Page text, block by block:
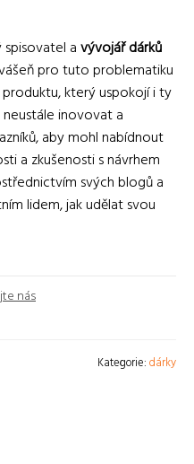
avývojář dárků
pro tuto problematiku
který uspokojí i ty
neustále inovovat a
aby mohl nabídnout
a zkušenosti s návrhem
svých blogů a
lidem, jak udělat svou
nás
Kategorie:dárky